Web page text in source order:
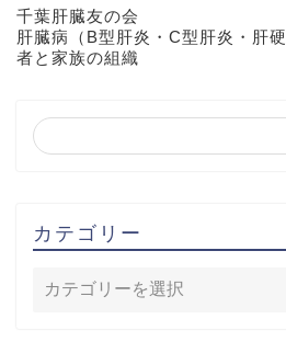
千葉肝臓友の会
肝臓病（B型肝炎・C型肝炎・肝
者と家族の組織
カテゴリー